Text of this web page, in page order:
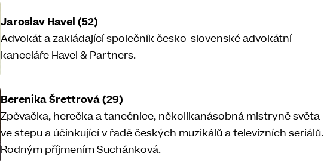
Jaroslav Havel (52)
Advokát a zakládající společník česko-slovenské advokátní
kanceláře Havel & Partners.
Berenika Šrettrová (29)
Zpěvačka, herečka a tanečnice, několikanásobná mistryně světa
ve stepu a účinkující v řadě českých muzikálů a televizních seriálů.
Rodným příjmením Suchánková.